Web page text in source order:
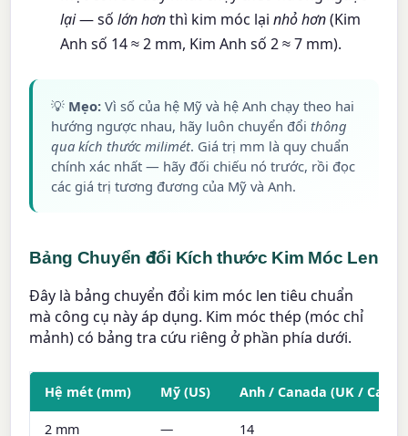
lại— sốlớn hơnthì kim móc lạinhỏ hơn(Kim
Anh số 14 ≈ 2 mm, Kim Anh số 2 ≈ 7 mm).
💡 Mẹo: Vì số của hệ Mỹ và hệ Anh chạy theo hai
hướng ngược nhau, hãy luôn chuyển đổithông
qua kích thước milimét. Giá trị mm là quy chuẩn
chính xác nhất — hãy đối chiếu nó trước, rồi đọc
các giá trị tương đương của Mỹ và Anh.
Bảng Chuyển đổi Kích thước Kim Móc Len
Đây là bảng chuyển đổi kim móc len tiêu chuẩn
mà công cụ này áp dụng. Kim móc thép (móc chỉ
mảnh) có bảng tra cứu riêng ở phần phía dưới.
Hệ mét (mm) Mỹ (US) Anh / Canada (UK /
2 mm — 14